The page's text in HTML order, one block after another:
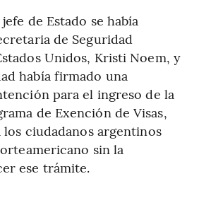
de Estado se había
de Seguridad
Unidos, Kristi Noem, y
había firmado una
para el ingreso de la
de Exención de Visas,
ciudadanos argentinos
sin la
ese trámite.